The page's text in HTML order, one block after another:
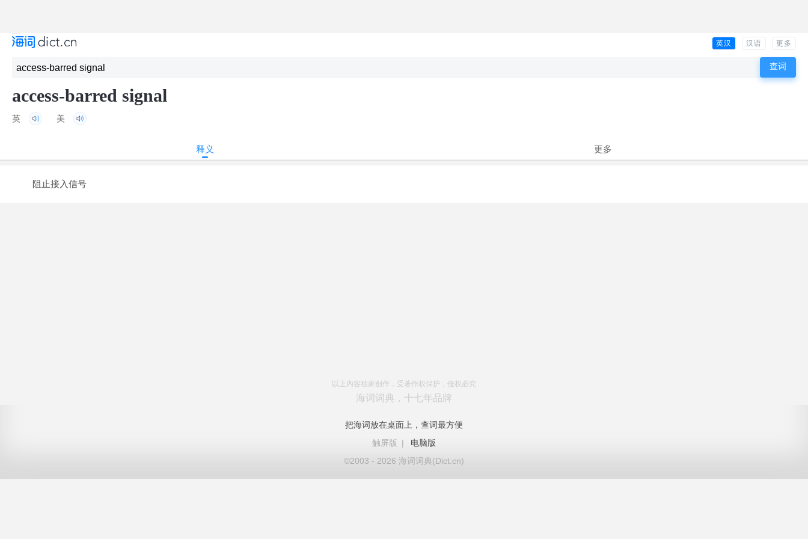
英汉 汉语 更多
access-barred signal
英 美
释义 更多
阻止接入信号
以上内容独家创作，受著作权保护，侵权必究
海词词典，十七年品牌
把海词放在桌面上，查词最方便
触屏版
|
电脑版
©2003 - 2026 海词词典(Dict.cn)